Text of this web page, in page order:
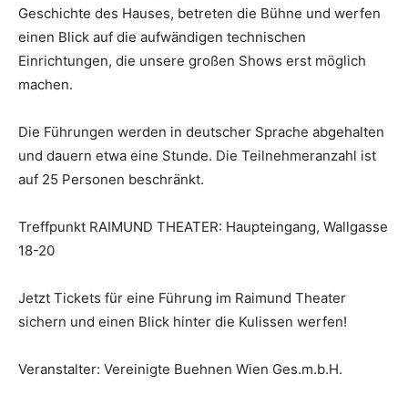
Geschichte des Hauses, betreten die Bühne und werfen
einen Blick auf die aufwändigen technischen
Einrichtungen, die unsere großen Shows erst möglich
machen.
Die Führungen werden in deutscher Sprache abgehalten
und dauern etwa eine Stunde. Die Teilnehmeranzahl ist
auf 25 Personen beschränkt.
Treffpunkt RAIMUND THEATER: Haupteingang, Wallgasse
18-20
Jetzt Tickets für eine Führung im Raimund Theater
sichern und einen Blick hinter die Kulissen werfen!
Veranstalter: Vereinigte Buehnen Wien Ges.m.b.H.